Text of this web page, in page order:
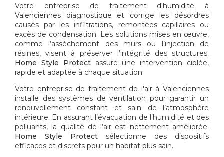
Votre entreprise de traitement d'humidité à
Valenciennes diagnostique et corrige les désordres
causés par les infiltrations, remontées capillaires ou
excès de condensation. Les solutions mises en œuvre,
comme l’assèchement des murs ou l’injection de
résines, visent à préserver l’intégrité des structures.
Home Style Protectassure une intervention ciblée,
rapide et adaptée à chaque situation.
Votre entreprise de traitement de l'air à Valenciennes
installe des systèmes de ventilation pour garantir un
renouvellement constant et sain de l’atmosphère
intérieure. En assurant l’évacuation de l’humidité et des
polluants, la qualité de l’air est nettement améliorée.
Home Style Protect sélectionne des dispositifs
efficaces et discrets pour un habitat plus sain.